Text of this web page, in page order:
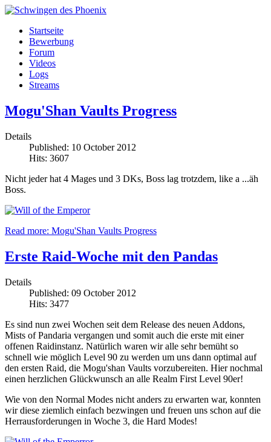
Startseite
Bewerbung
Forum
Videos
Logs
Streams
Mogu'Shan Vaults Progress
Details
Published: 10 October 2012
Hits: 3607
Nicht jeder hat 4 Mages und 3 DKs, Boss lag trotzdem, like a ...äh
Boss.
Read more: Mogu'Shan Vaults Progress
Erste Raid-Woche mit den Pandas
Details
Published: 09 October 2012
Hits: 3477
Es sind nun zwei Wochen seit dem Release des neuen Addons,
Mists of Pandaria vergangen und somit auch die erste mit einer
offenen Raidinstanz. Natürlich waren wir alle sehr bemüht so
schnell wie möglich Level 90 zu werden um uns dann optimal auf
den ersten Raid, die Mogu'shan Vaults vorzubereiten. Hier nochmal
einen herzlichen Glückwunsch an alle Realm First Level 90er!
Wie von den Normal Modes nicht anders zu erwarten war, konnten
wir diese ziemlich einfach bezwingen und freuen uns schon auf die
Herrausforderungen in Woche 3, die Hard Modes!